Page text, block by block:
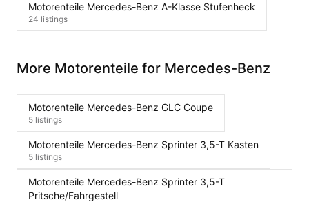
Motorenteile Mercedes-Benz A-Klasse Stufenheck
24 listings
More Motorenteile for Mercedes-Benz
Motorenteile Mercedes-Benz GLC Coupe
5 listings
Motorenteile Mercedes-Benz Sprinter 3,5-T Kasten
5 listings
Motorenteile Mercedes-Benz Sprinter 3,5-T
Pritsche/Fahrgestell